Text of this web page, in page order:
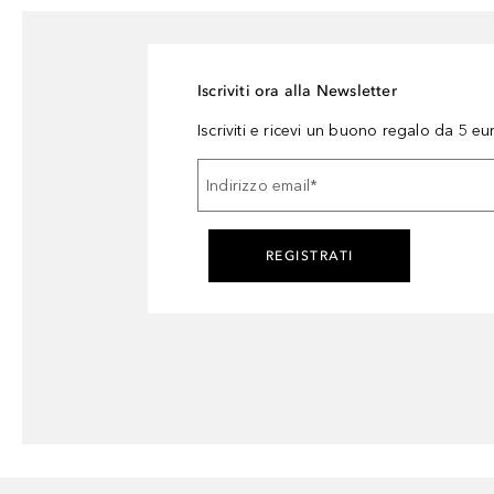
Iscriviti ora alla Newsletter
Iscriviti e ricevi un buono regalo da 5
Indirizzo email *
REGISTRATI